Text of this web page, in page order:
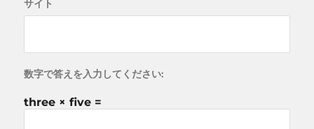
サイト
数字で答えを入力してください:
three × five =